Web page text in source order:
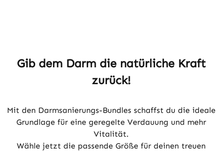
Gib dem Darm die natürliche Kraft
zurück!
Mit den Darmsanierungs-Bundles schaffst du die ideale
Grundlage für eine geregelte Verdauung und mehr
Vitalität.
Wähle jetzt die passende Größe für deinen treuen